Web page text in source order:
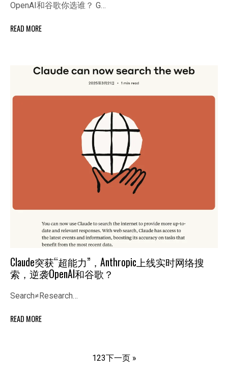
OpenAI和谷歌你选谁？ G…
READ MORE
Claude突获“超能力”，Anthropic上线实时网络搜
索，逆袭OpenAI和谷歌？
Search≠Research…
READ MORE
123下一页 »